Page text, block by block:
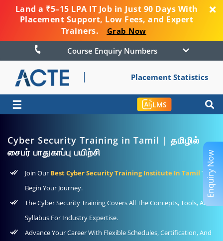
Land a ₹5–15 LPA IT Job in Just 90 Days With
Placement Support, Low Fees, and Expert
Trainers.
Grab Now
Course Enquiry Numbers
Placement Statistics
☰ LMS
Cyber Security Training in Tamil | தமிழில்
சைபர் பாதுகாப்பு பயிற்சி
Join Our Best Cyber Security Training Institute In Tamil To
Begin Your Journey.
The Cyber Security Training Covers All The Concepts, Tools, And
Syllabus For Industry Expertise.
Advance Your Career With Flexible Schedules, Certification, And
Enquiry Now